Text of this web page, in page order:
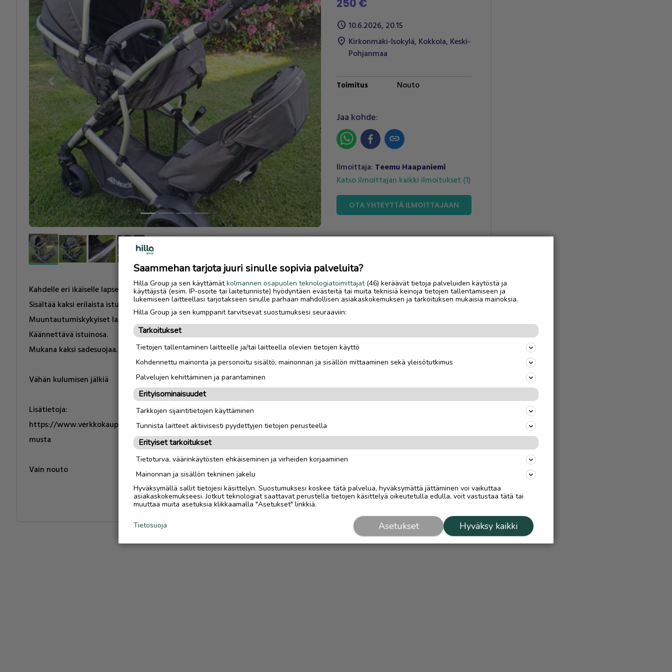
Previous Next
Kahdelle eri ikäiselle lapselle.
Sisältää kaksi erilaista istuinta.
Muuntautumiskykyiset lastenvaunut.
Käännettävä istuinosa.
Mukana kaksi sadesuojaa.
Vähän kulumisen jälkiä
Lisätietoja:
https://www.verkkokauppa.com/fi/product/376502/Hauck-Duett-2-tuplarattaat-
musta
Vain nouto
250 €
schedule 10.6.2026, 20.15
location_on Kirkonmäki-Isokylä, Kokkola, Keski-
Pohjanmaa
Toimitus Nouto
Jaa kohde:
link
Ilmoittaja: Teemu Haapaniemi
Katso ilmoittajan kaikki ilmoitukset (1)
OTA YHTEYTTÄ ILMOITTAJAAN
Saammehan tarjota juuri sinulle sopivia palveluita?
Hilla Group ja sen käyttämätkolmannen osapuolen teknologiatoimittajat(46) keräävät tietoja palveluiden käytöstä ja
käyttäjistä (esim. IP-osoite tai laitetunniste) hyödyntäen evästeitä tai muita teknisiä keinoja tietojen tallentamiseen ja
lukemiseen laitteellasi tarjotakseen sinulle parhaan mahdollisen asiakaskokemuksen ja tarkoituksen mukaisia mainoksia.
Hilla Group ja sen kumppanit tarvitsevat suostumuksesi seuraaviin:
Tarkoitukset
Tietojen tallentaminen laitteelle ja/tai laitteella olevien tietojen käyttö
Kohdennettu mainonta ja personoitu sisältö, mainonnan ja sisällön mittaaminen sekä yleisötutkimus
Palvelujen kehittäminen ja parantaminen
Erityisominaisuudet
Tarkkojen sijaintitietojen käyttäminen
Tunnista laitteet aktiivisesti pyydettyjen tietojen perusteella
Erityiset tarkoitukset
Tietoturva, väärinkäytösten ehkäiseminen ja virheiden korjaaminen
Mainonnan ja sisällön tekninen jakelu
Hyväksymällä sallit tietojesi käsittelyn. Suostumuksesi koskee tätä palvelua, hyväksymättä jättäminen voi vaikuttaa
asiakaskokemukseesi. Jotkut teknologiat saattavat perustella tietojen käsittelyä oikeutetulla edulla, voit vastustaa tätä tai
muuttaa muita asetuksia klikkaamalla "Asetukset" linkkiä.
Hyväksy kaikki
Asetukset
Tietosuoja